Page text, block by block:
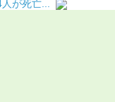
が死亡...